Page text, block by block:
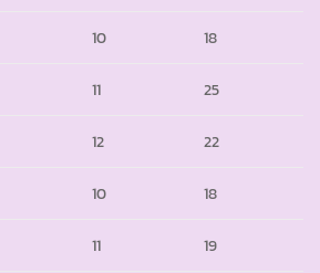
10 18
11 25
12 22
10 18
11 19